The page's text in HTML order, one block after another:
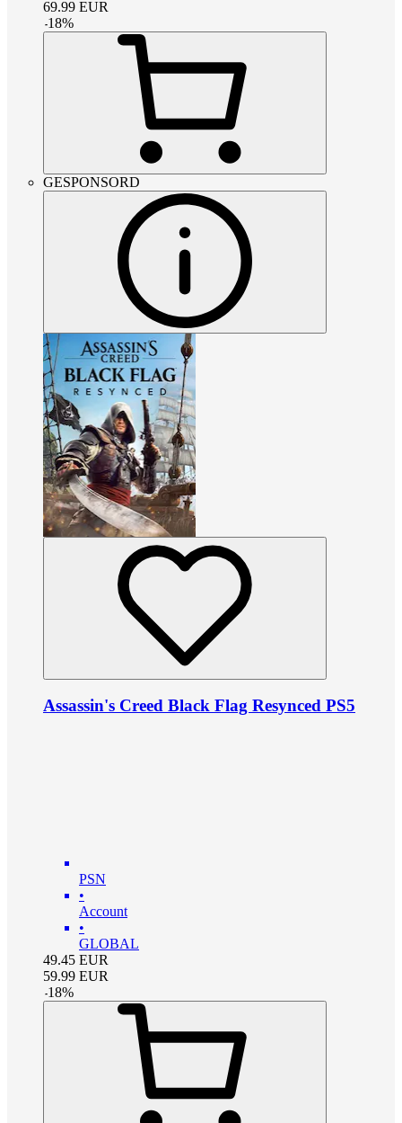
69.99 EUR
-18%
GESPONSORD
Assassin's Creed Black Flag Resynced PS5
PSN
•
Account
•
GLOBAL
49.45 EUR
59.99 EUR
-18%